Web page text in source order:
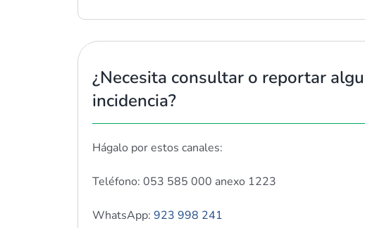
¿Necesita consultar o reportar
incidencia?
Hágalo por estos canales:
Teléfono: 053 585 000 anexo 1223
WhatsApp: 923 998 241